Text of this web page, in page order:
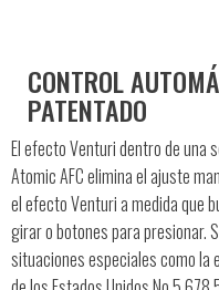
CONTROL
PATENTADO
El efecto Venturi dentro de una
Atomic AFC elimina el ajuste
el efecto Venturi a medida que
girar o botones para presionar.
situaciones especiales como la